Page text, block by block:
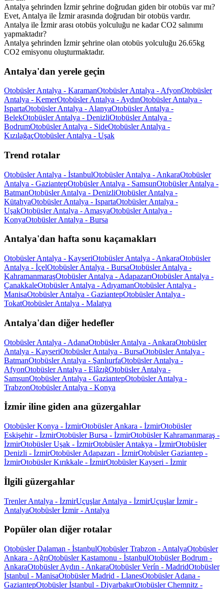
Antalya şehrinden İzmir şehrine doğrudan giden bir otobüs var mı?
Evet, Antalya ile İzmir arasında doğrudan bir otobüs vardır.
Antalya ile İzmir arası otobüs yolculuğu ne kadar CO2 salınımı
yapmaktadır?
Antalya şehrinden İzmir şehrine olan otobüs yolculuğu 26.65kg
CO2 emisyonu oluşturmaktadır.
Antalya'dan yerele geçin
Otobüsler Antalya - KaramanOtobüsler Antalya - AfyonOtobüsler
Antalya - KemerOtobüsler Antalya - AydınOtobüsler Antalya -
IspartaOtobüsler Antalya - AlanyaOtobüsler Antalya -
BelekOtobüsler Antalya - DenizliOtobüsler Antalya -
BodrumOtobüsler Antalya - SideOtobüsler Antalya -
KızılağaçOtobüsler Antalya - Uşak
Trend rotalar
Otobüsler Antalya - İstanbulOtobüsler Antalya - AnkaraOtobüsler
Antalya - GaziantepOtobüsler Antalya - SamsunOtobüsler Antalya -
BatmanOtobüsler Antalya - DenizliOtobüsler Antalya -
KütahyaOtobüsler Antalya - IspartaOtobüsler Antalya -
UşakOtobüsler Antalya - AmasyaOtobüsler Antalya -
KonyaOtobüsler Antalya - Bursa
Antalya'dan hafta sonu kaçamakları
Otobüsler Antalya - KayseriOtobüsler Antalya - AnkaraOtobüsler
Antalya - İçelOtobüsler Antalya - BursaOtobüsler Antalya -
KahramanmaraşOtobüsler Antalya - AdapazarıOtobüsler Antalya -
ÇanakkaleOtobüsler Antalya - AdıyamanOtobüsler Antalya -
ManisaOtobüsler Antalya - GaziantepOtobüsler Antalya -
TokatOtobüsler Antalya - Malatya
Antalya'dan diğer hedefler
Otobüsler Antalya - AdanaOtobüsler Antalya - AnkaraOtobüsler
Antalya - KayseriOtobüsler Antalya - BursaOtobüsler Antalya -
BatmanOtobüsler Antalya - ŞanlıurfaOtobüsler Antalya -
AfyonOtobüsler Antalya - ElâzığOtobüsler Antalya -
SamsunOtobüsler Antalya - GaziantepOtobüsler Antalya -
TrabzonOtobüsler Antalya - Konya
İzmir iline giden ana güzergahlar
Otobüsler Konya - İzmirOtobüsler Ankara - İzmirOtobüsler
Eskişehir - İzmirOtobüsler Bursa - İzmirOtobüsler Kahramanmaraş -
İzmirOtobüsler Uşak - İzmirOtobüsler Antakya - İzmirOtobüsler
Denizli - İzmirOtobüsler Adapazarı - İzmirOtobüsler Gaziantep -
İzmirOtobüsler Kırıkkale - İzmirOtobüsler Kayseri - İzmir
İlgili güzergahlar
Trenler Antalya - İzmirUçuşlar Antalya - İzmirUçuşlar İzmir -
AntalyaOtobüsler İzmir - Antalya
Popüler olan diğer rotalar
Otobüsler Dalaman - İstanbulOtobüsler Trabzon - AntalyaOtobüsler
Ankara - AğrıOtobüsler Kastamonu - İstanbulOtobüsler Bodrum -
AnkaraOtobüsler Aydın - AnkaraOtobüsler Verín - MadridOtobüsler
İstanbul - ManisaOtobüsler Madrid - LlanesOtobüsler Adana -
GaziantepOtobüsler İstanbul - DiyarbakırOtobüsler Chemnitz -